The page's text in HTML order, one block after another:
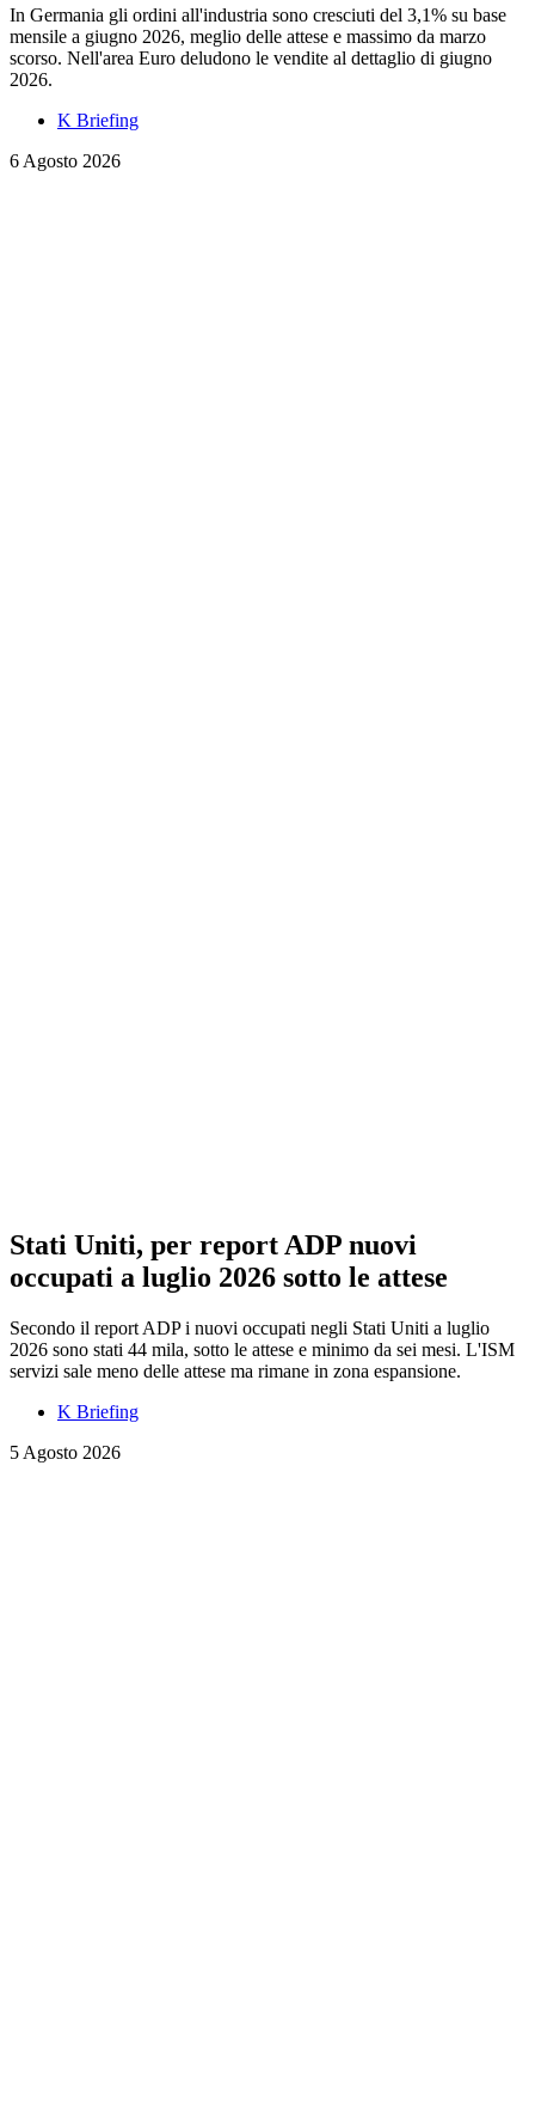
In Germania gli ordini all'industria sono cresciuti del 3,1% su base
mensile a giugno 2026, meglio delle attese e massimo da marzo
scorso. Nell'area Euro deludono le vendite al dettaglio di giugno
2026.
K Briefing
6 Agosto 2026
Stati Uniti, per report ADP nuovi
occupati a luglio 2026 sotto le attese
Secondo il report ADP i nuovi occupati negli Stati Uniti a luglio
2026 sono stati 44 mila, sotto le attese e minimo da sei mesi. L'ISM
servizi sale meno delle attese ma rimane in zona espansione.
K Briefing
5 Agosto 2026